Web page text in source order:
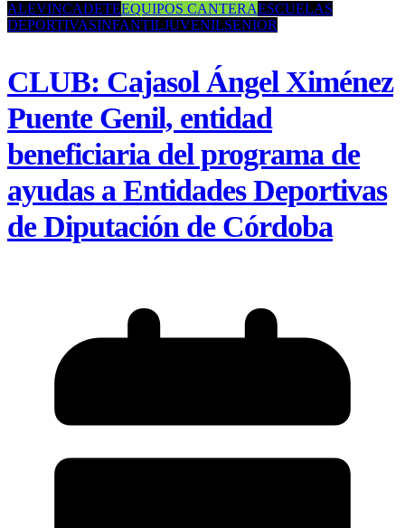
ALEVINCADETEEQUIPOS CANTERAESCUELAS
DEPORTIVASINFANTILJUVENILSENIOR
CLUB: Cajasol Ángel Ximénez
Puente Genil, entidad
beneficiaria del programa de
ayudas a Entidades Deportivas
de Diputación de Córdoba